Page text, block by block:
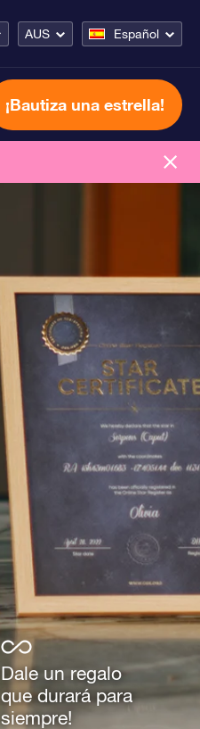
AUS Español
¡Bautiza una estrella!
Dale un regalo
que durará para
siempre!